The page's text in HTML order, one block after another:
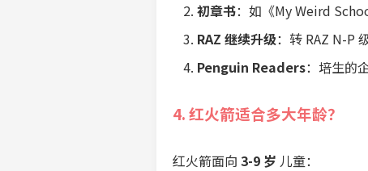
初章书：如《My Weird
RAZ 继续升级：转 RAZ N-P
Penguin Readers：培生的
4. 红火箭适合多大年龄？
红火箭面向 3-9 岁 儿童：